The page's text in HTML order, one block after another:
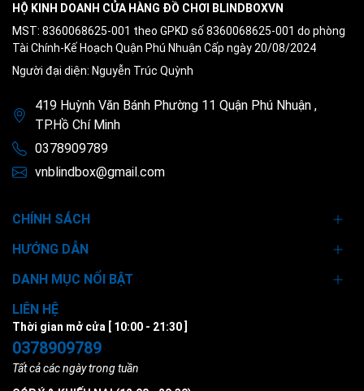
HỘ KINH DOANH CỬA HÀNG ĐỒ CHƠI BLINDBOXVN
MST: 8360068625-001 theo GPKD số 8360068625-001 do phòng
Tài Chính-Kế Hoạch Quận Phú Nhuận Cấp ngày 20/08/2024
Người đại diện: Nguyễn Trúc Quỳnh
419 Huỳnh Văn Bánh Phường 11 Quận Phú Nhuận ,
TP.Hồ Chí Minh
0378909789
vnblindbox@gmail.com
CHÍNH SÁCH
HƯỚNG DẪN
DANH MỤC NỔI BẬT
LIÊN HỆ
Thời gian mở cửa [ 10:00 - 21:30 ]
0378909789
Tất cả các ngày trong tuần